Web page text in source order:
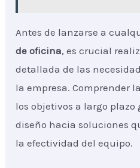
Antes de lanzarse a
de oficina, es crucial
detallada de las
la empresa. Comprender
los objetivos a largo plazo
diseño hacia soluciones
la efectividad del equipo.